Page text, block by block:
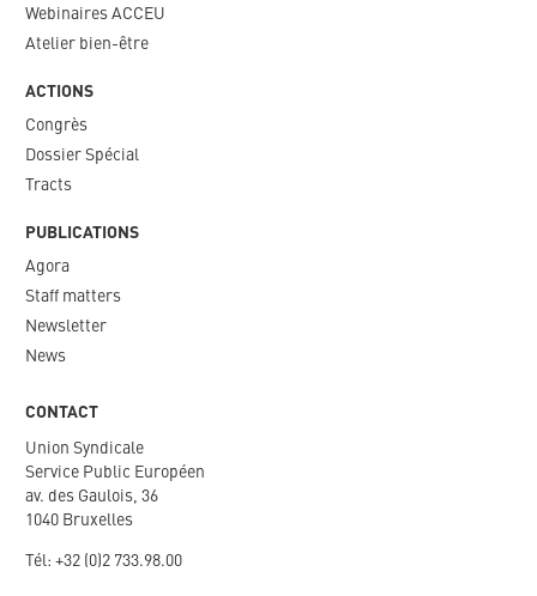
Webinaires ACCEU
Atelier bien-être
ACTIONS
Congrès
Dossier Spécial
Tracts
PUBLICATIONS
Agora
Staff matters
Newsletter​
News
CONTACT
Union Syndicale
Service Public Européen
av. des Gaulois, 36
1040 Bruxelles
Tél: +32 (0)2 733.98.00